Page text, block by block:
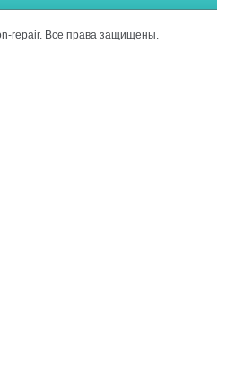
repair. Все права защищены.